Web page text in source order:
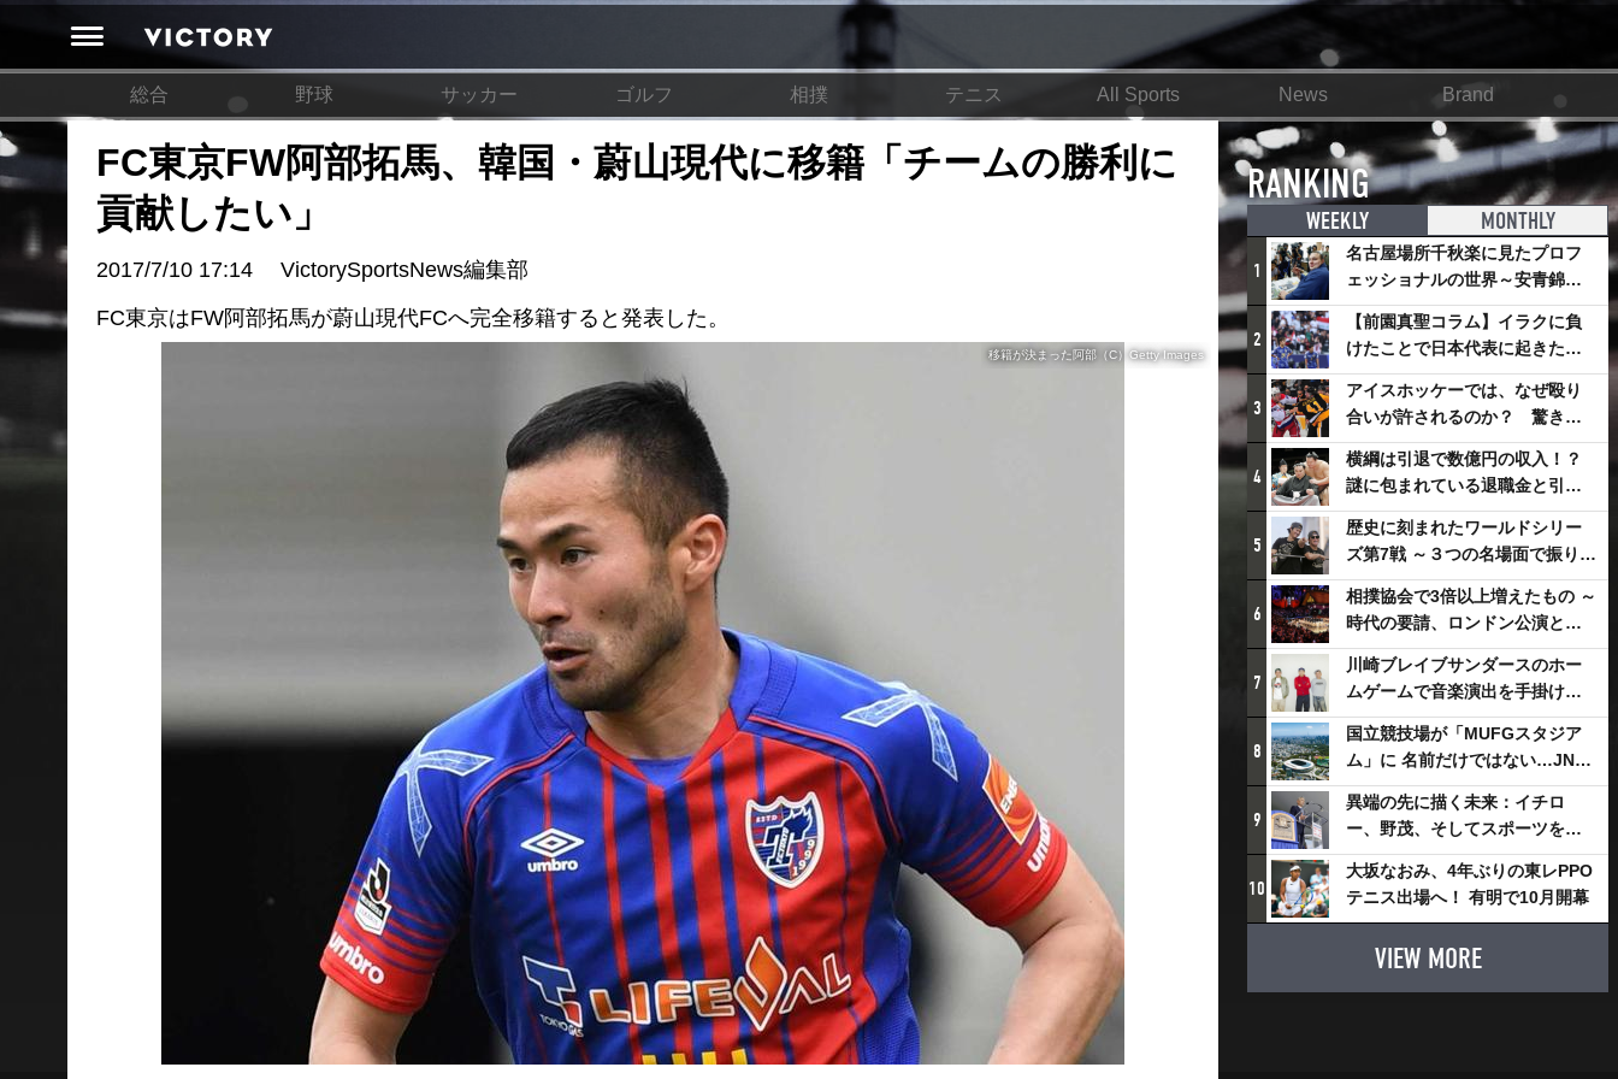
総合 野球 サッカー ゴルフ 相撲 テニス All Sports News Brand
FC東京FW阿部拓馬、韓国・蔚山現代に移籍「チームの勝利に
貢献したい」
2017/7/10 17:14
VictorySportsNews編集部
FC東京はFW阿部拓馬が蔚山現代FCへ完全移籍すると発表した。
移籍が決まった阿部（C）Getty Images
RANKING
WEEKLY MONTHLY
1
名古屋場所千秋楽に見たプロフ
ェッショナルの世界～安青錦の
優勝を巡るさまざまなドラマ
2
【前園真聖コラム】イラクに負
けたことで日本代表に起きたプ
ラスとは
3
アイスホッケーでは、なぜ殴り
合いが許されるのか？ 驚きの
「ファイティング」ルールにつ
いて
4
横綱は引退で数億円の収入！？
謎に包まれている退職金と引退
相撲興行
5
歴史に刻まれたワールドシリー
ズ第7戦 ～３つの名場面で振り返
る～
6
相撲協会で3倍以上増えたもの ～
時代の要請、ロンドン公演と古
式大相撲
7
川崎ブレイブサンダースのホー
ムゲームで音楽演出を手掛ける
スチャダラパーが川崎新！アリ
ーナシティ・プロジェクトを語
る 「楽しみでしかないでしょ。
川崎は、ずっと成長曲線だか
ら」
8
国立競技場が「MUFGスタジア
ム」に 名前だけではない…JNSE
とMUFGが“共創”し描く地域活
性化・社会価値創造の近未来図
とは
9
異端の先に描く未来：イチロ
ー、野茂、そしてスポーツを支
える科学界の挑戦
10
大坂なおみ、4年ぶりの東レPPO
テニス出場へ！ 有明で10月開幕
VIEW MORE